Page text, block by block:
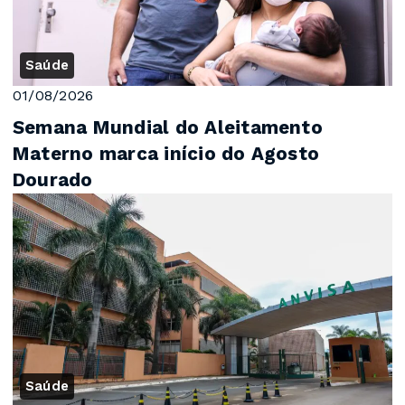
Saúde
01/08/2026
Semana Mundial do Aleitamento
Materno marca início do Agosto
Dourado
Saúde